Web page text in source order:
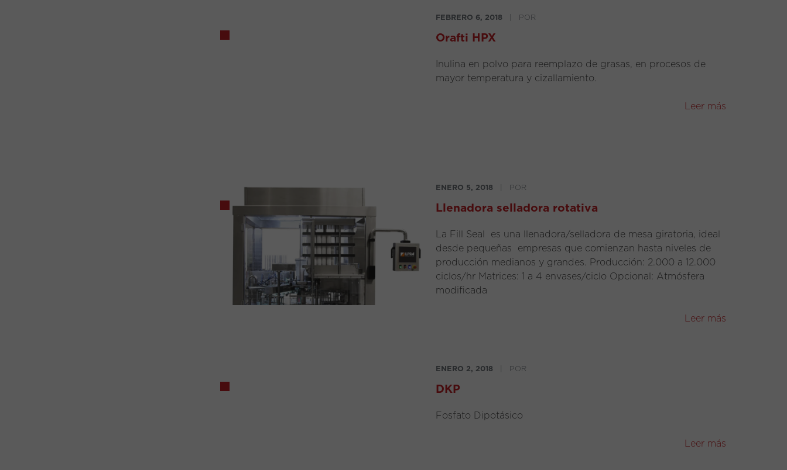
FEBRERO 6, 2018 POR
Orafti HPX
Inulina en polvo para reemplazo de grasas, en procesos de
mayor temperatura y cizallamiento.
Leer más
ENERO 5, 2018 POR
Llenadora selladora rotativa
La Fill Seal es una llenadora/selladora de mesa giratoria, ideal
desde pequeñas empresas que comienzan hasta niveles de
producción medianos y grandes. Producción: 2.000 a 12.000
ciclos/hr Matrices: 1 a 4 envases/ciclo Opcional: Atmósfera
modificada
Leer más
ENERO 2, 2018 POR
DKP
Fosfato Dipotásico
Leer más